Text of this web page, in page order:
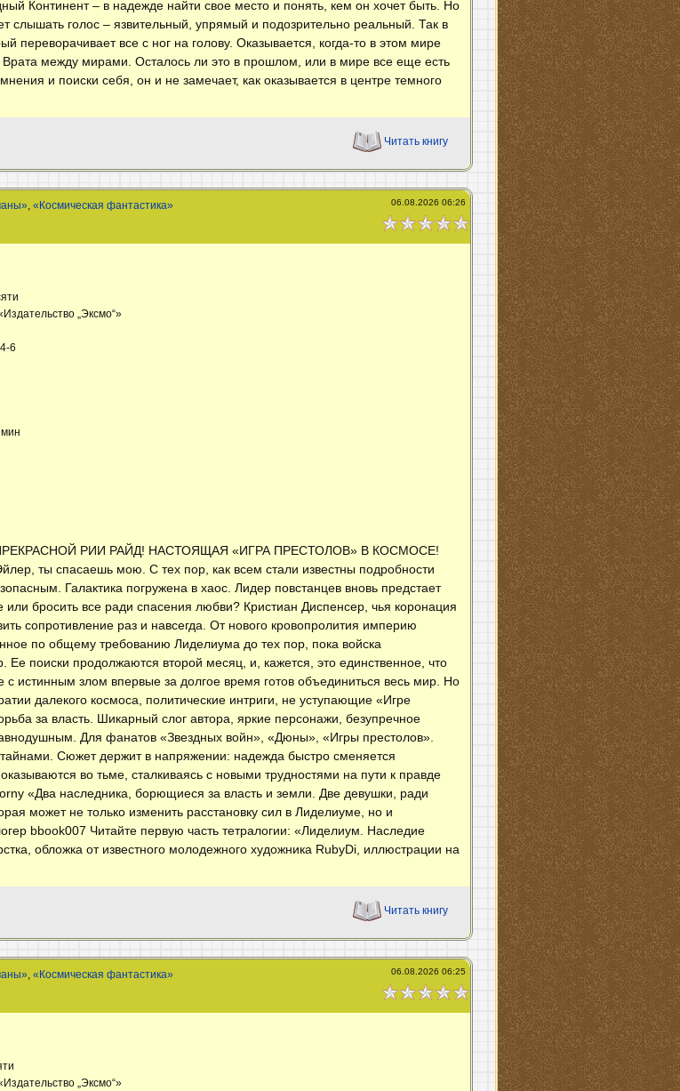
Континент – в надежде найти свое место и понять, кем он хочет быть. Но
слышать голос – язвительный, упрямый и подозрительно реальный. Так в
переворачивает все с ног на голову. Оказывается, когда-то в этом мире
между мирами. Осталось ли это в прошлом, или в мире все еще есть
и поиски себя, он и не замечает, как оказывается в центре темного
Читать книгу
,«Космическая фантастика» 06.08.2026 06:26
„Эксмо“»
6
РИИ РАЙД! НАСТОЯЩАЯ «ИГРА ПРЕСТОЛОВ» В КОСМОСЕ!
ты спасаешь мою. С тех пор, как всем стали известны подробности
Галактика погружена в хаос. Лидер повстанцев вновь предстает
бросить все ради спасения любви? Кристиан Диспенсер, чья коронация
сопротивление раз и навсегда. От нового кровопролития империю
по общему требованию Лиделиума до тех пор, пока войска
Ее поиски продолжаются второй месяц, и, кажется, это единственное, что
истинным злом впервые за долгое время готов объединиться весь мир. Но
далекого космоса, политические интриги, не уступающие «Игре
за власть. Шикарный слог автора, яркие персонажи, безупречное
Для фанатов «Звездных войн», «Дюны», «Игры престолов».
Сюжет держит в напряжении: надежда быстро сменяется
во тьме, сталкиваясь с новыми трудностями на пути к правде
«Два наследника, борющиеся за власть и земли. Две девушки, ради
может не только изменить расстановку сил в Лиделиуме, но и
bbook007 Читайте первую часть тетралогии: «Лиделиум. Наследие
обложка от известного молодежного художника RubyDi, иллюстрации на
Читать книгу
,«Космическая фантастика» 06.08.2026 06:25
„Эксмо“»